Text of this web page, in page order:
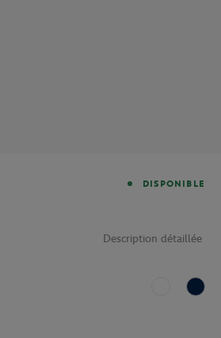
DISPONIBLE
Description détaillée